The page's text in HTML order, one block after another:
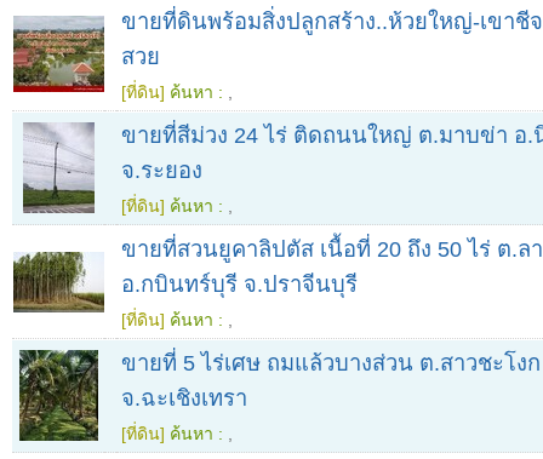
ขายที่ดินพร้อมสิ่งปลูกสร้าง..ห้วยใหญ่-เขาชี
สวย
[ที่ดิน] ค้นหา :
ขายที่สีม่วง 24 ไร่ ติดถนนใหญ่ ต.มาบข่า
จ.ระยอง
[ที่ดิน] ค้นหา :
ขายที่สวนยูคาลิปตัส เนื้อที่ 20 ถึง 50 ไร่ ต.ล
อ.กบินทร์บุรี จ.ปราจีนบุรี
[ที่ดิน] ค้นหา :
ขายที่ 5 ไร่เศษ ถมแล้วบางส่วน ต.สาวชะโง
จ.ฉะเชิงเทรา
[ที่ดิน] ค้นหา :